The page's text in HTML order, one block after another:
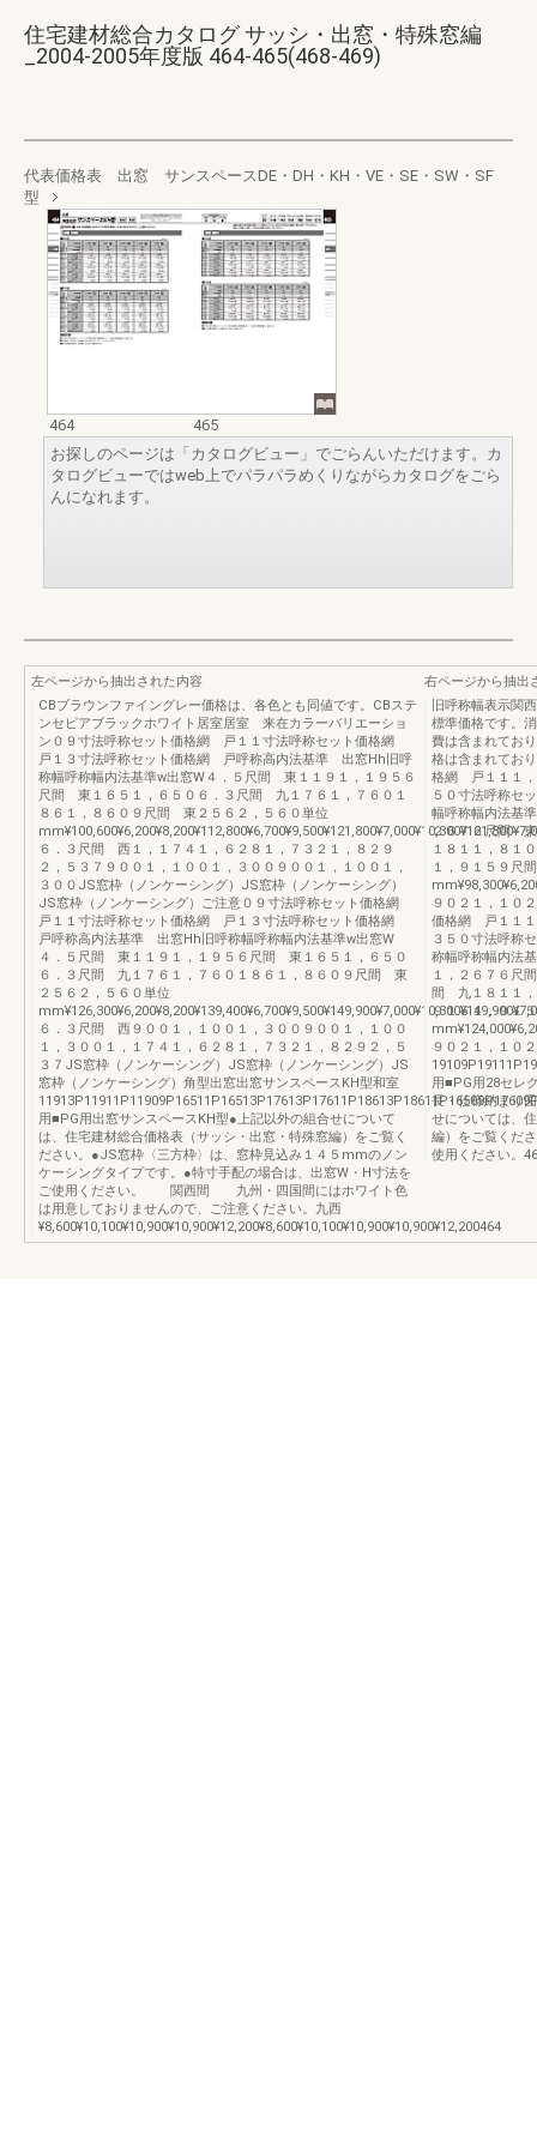
住宅建材総合カタログ サッシ・出窓・特殊窓編
_2004-2005年度版 464-465(468-469)
代表価格表 出窓 サンスペースDE・DH・KH・VE・SE・SW・SF
型
464
465
お探しのページは「カタログビュー」でごらんいただけます。カ
タログビューではweb上でパラパラめくりながらカタログをごら
んになれます。
左ページから抽出された内容
CBブラウンファイングレー価格は、各色とも同値です。CBステ
ンセピアブラックホワイト居室居室 来在カラーバリエーショ
ン０９寸法呼称セット価格網 戸１１寸法呼称セット価格網
戸１３寸法呼称セット価格網 戸呼称高内法基準 出窓Hh旧呼
称幅呼称幅内法基準w出窓W４．５尺間 東１１９１，１９５６
尺間 東１６５１，６５０６．３尺間 九１７６１，７６０１
８６１，８６０９尺間 東２５６２，５６０単位
６．３尺間 西１，１７４１，６２８１，７３２１，８２９
２，５３７９００１，１００１，３００９００１，１００１，
３００JS窓枠（ノンケーシング）JS窓枠（ノンケーシング）
JS窓枠（ノンケーシング）ご注意０９寸法呼称セット価格網
戸１１寸法呼称セット価格網 戸１３寸法呼称セット価格網
戸呼称高内法基準 出窓Hh旧呼称幅呼称幅内法基準w出窓W
４．５尺間 東１１９１，１９５６尺間 東１６５１，６５０
６．３尺間 九１７６１，７６０１８６１，８６０９尺間 東
２５６２，５６０単位
６．３尺間 西９００１，１００１，３００９００１，１００
１，３００１，１７４１，６２８１，７３２１，８２９２，５
３７JS窓枠（ノンケーシング）JS窓枠（ノンケーシング）JS
窓枠（ノンケーシング）角型出窓出窓サンスペースKH型和室
用■PG用出窓サンスペースKH型●上記以外の組合せについて
は、住宅建材総合価格表（サッシ・出窓・特殊窓編）をご覧く
ださい。●JS窓枠〈三方枠〉は、窓枠見込み１４５mmのノン
ケーシングタイプです。●特寸手配の場合は、出窓W・H寸法を
ご使用ください。 関西間 九州・四国間にはホワイト色
は用意しておりませんので、ご注意ください。九西
¥8,600¥10,100¥10,900¥10,900¥12,200¥8,600¥10,100¥10,900¥10,900¥12,200464
右ページから抽出
旧呼称幅表示関
標準価格です。
費は含まれてお
格は含まれてお
格網 戸１１１
５０寸法呼称セ
幅呼称幅内法基
２６７６尺間
１８１１，８１
１，９１５９尺
９０２１，１０
価格網 戸１１
３５０寸法呼称
称幅呼称幅内法
１，２６７６尺
間 九１８１１
９１５１，９１
９０２１，１０
用■PG用28セレ
長・仕様納まり
せについては、
編）をご覧くだ
使用ください。